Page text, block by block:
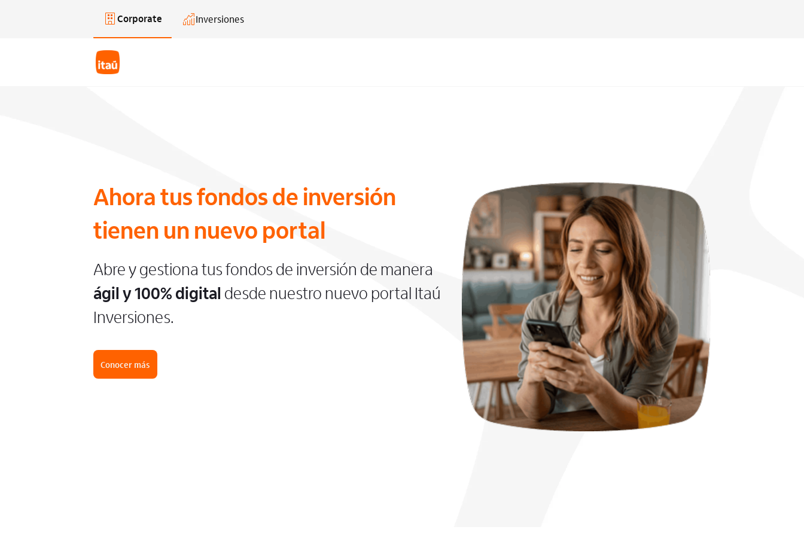
Saltar al contenido principalCorporate Inversiones
Ahora tus fondos de inversión
tienen un nuevo portal
Abre y gestiona tus fondos de inversión de manera
ágil y 100% digital desde nuestro nuevo portal Itaú
Inversiones.
Conocer más